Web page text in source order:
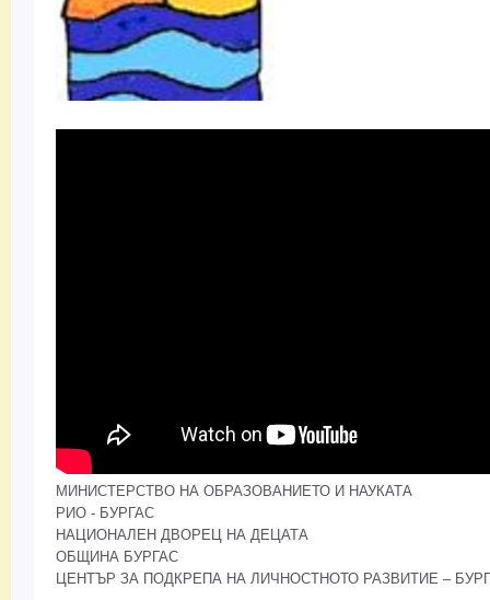
МИНИСТЕРСТВО НА ОБРАЗОВАНИЕТО И НАУКАТА
РИО - БУРГАС
НАЦИОНАЛЕН ДВОРЕЦ НА ДЕЦАТА
ОБЩИНА БУРГАС
ЦЕНТЪР ЗА ПОДКРЕПА НА ЛИЧНОСТНОТО РАЗВИТИЕ –